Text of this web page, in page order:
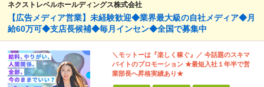
ネクストレベルホールディングス株式会社
【広告メディア営業】未経験歓迎◆業界最大級の自社メディア◆月
給60万可◆支店長候補◆毎月インセン◆全国で募集中
＼モットーは『楽しく稼ぐ』／ 今話題のスキマ
バイトのプロモーション ★最短⼊社１年半で営
業部⻑へ昇格実績あり★